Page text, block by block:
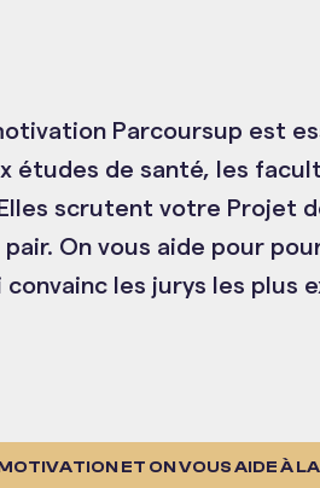
Parcoursup est
études de santé, les
scrutent votre Projet
pair. On vous aide pour
les jurys les plus
ET ON VOUS AIDE À